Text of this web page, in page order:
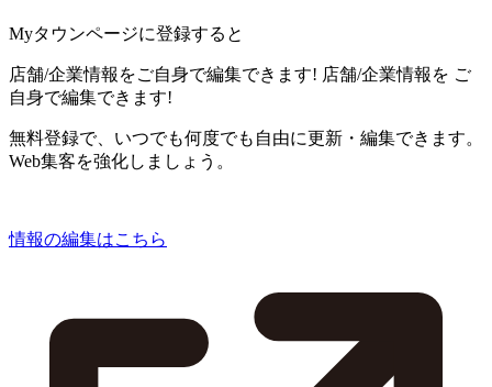
Myタウンページに登録すると
店舗/企業情報をご自身で編集できます! 店舗/企業情報を ご
自身で編集できます!
無料登録で、いつでも何度でも自由に更新・編集できます。
Web集客を強化しましょう。
情報の編集はこちら